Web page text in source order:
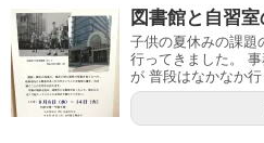
図書館と自習
子供の夏休みの課題
行ってきました。
が 普段はなかなか